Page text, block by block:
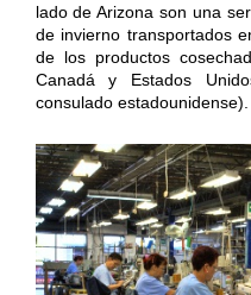
lado de Arizona son una
de invierno transportados
de los productos
Canadá y Estados
consulado estadounidense).